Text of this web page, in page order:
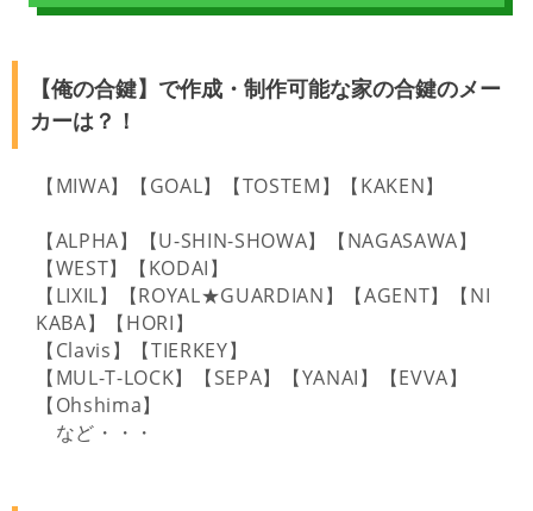
【俺の合鍵】で作成・制作可能な家の合鍵のメー
カーは？！
【MIWA】【GOAL】【TOSTEM】【KAKEN】
【ALPHA】【U-SHIN-SHOWA】【NAGASAWA】
【WEST】【KODAI】
【LIXIL】【ROYAL★GUARDIAN】【AGENT】【NI
KABA】【HORI】
【Clavis】【TIERKEY】
【MUL-T-LOCK】【SEPA】【YANAI】【EVVA】
【Ohshima】
など・・・